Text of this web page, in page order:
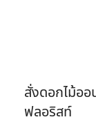
สั่งดอกไม้อ
ฟลอริสท์